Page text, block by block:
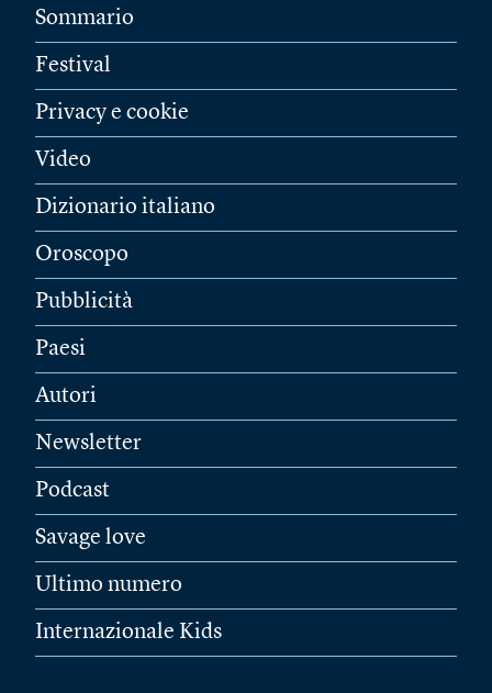
Sommario
Festival
Privacy e cookie
Video
Dizionario italiano
Oroscopo
Pubblicità
Paesi
Autori
Newsletter
Podcast
Savage love
Ultimo numero
Internazionale Kids